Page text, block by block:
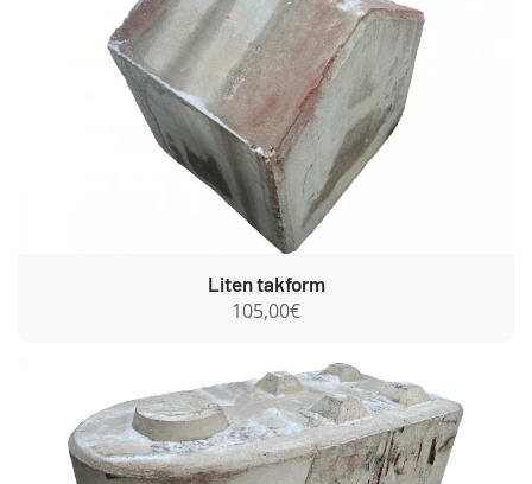
Liten takform
105,00€